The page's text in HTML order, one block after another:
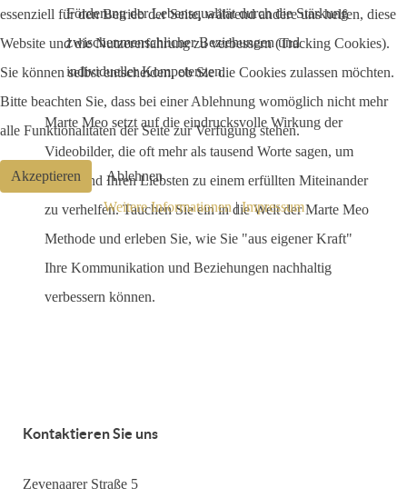
Förderung der Lebensqualität durch die Stärkung
zwischenmenschlicher Beziehungen und
individueller Kompetenzen.
Marte Meo setzt auf die eindrucksvolle Wirkung der
Videobilder, die oft mehr als tausend Worte sagen, um
Ihnen und Ihren Liebsten zu einem erfüllten Miteinander
zu verhelfen. Tauchen Sie ein in die Welt der Marte Meo
Methode und erleben Sie, wie Sie "aus eigener Kraft"
Ihre Kommunikation und Beziehungen nachhaltig
verbessern können.
Kontaktieren Sie uns
Zevenaarer Straße 5
essenziell für den Betrieb der Seite, während andere uns helfen, diese
Website und die Nutzererfahrung zu verbessern (Tracking Cookies).
Sie können selbst entscheiden, ob Sie die Cookies zulassen möchten.
Bitte beachten Sie, dass bei einer Ablehnung womöglich nicht mehr
alle Funktionalitäten der Seite zur Verfügung stehen.
Akzeptieren
Ablehnen
Weitere Informationen|Impressum